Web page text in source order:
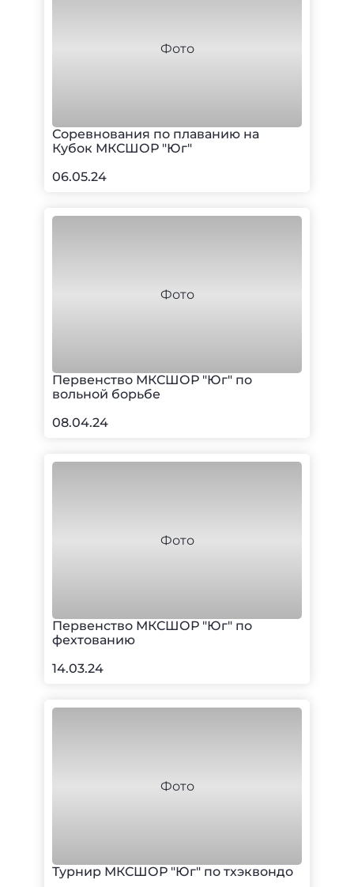
Соревнования по плаванию на
Кубок МКСШОР "Юг"
06.05.24
Первенство МКСШОР "Юг" по
вольной борьбе
08.04.24
Первенство МКСШОР "Юг" по
фехтованию
14.03.24
Турнир МКСШОР "Юг" по тхэквондо